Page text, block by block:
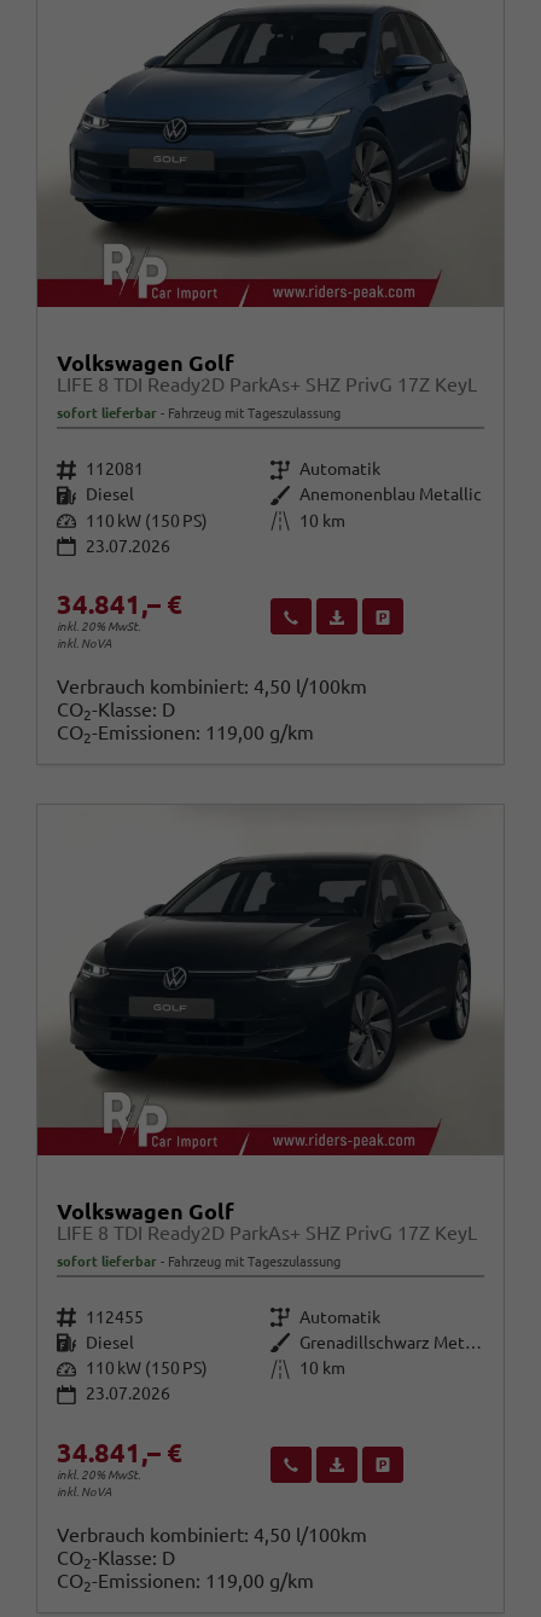
Volkswagen Golf
LIFE 8 TDI Ready2D ParkAs+ SHZ PrivG 17Z KeyL
sofort lieferbar Fahrzeug mit Tageszulassung
Fahrzeugnr. 112081 Getriebe Automatik
Kraftstoff Diesel Außenfarbe Anemonenblau Metallic
Leistung 110 kW (150 PS) Kilometerstand
10 km
23.07.2026
34.841,– €
inkl. 20% MwSt.
inkl. NoVA
Wir rufen Sie anFahrzeugexposé (PDF)
Verbrauch kombiniert: 4,50 l/100km
CO2-Klasse: D
CO2-Emissionen: 119,00 g/km
Volkswagen Golf
LIFE 8 TDI Ready2D ParkAs+ SHZ PrivG 17Z KeyL
sofort lieferbar Fahrzeug mit Tageszulassung
Fahrzeugnr. 112455 Getriebe Automatik
Kraftstoff Diesel Außenfarbe
Grenadillschwarz Metallic
Leistung 110 kW (150 PS) Kilometerstand
10 km
23.07.2026
34.841,– €
inkl. 20% MwSt.
inkl. NoVA
Wir rufen Sie anFahrzeugexposé (PDF)
Verbrauch kombiniert: 4,50 l/100km
CO2-Klasse: D
CO2-Emissionen: 119,00 g/km